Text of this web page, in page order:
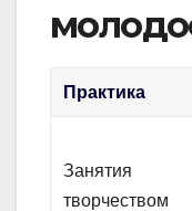
Практика
Занятия
творчеством